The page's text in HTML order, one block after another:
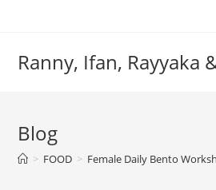
Ranny, Ifan, Rayyaka
Blog
> FOOD > Female Daily Bento